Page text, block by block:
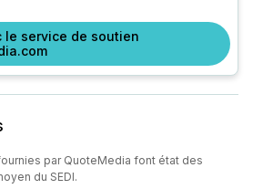
le service de soutien
par QuoteMedia font état des
du SEDI.